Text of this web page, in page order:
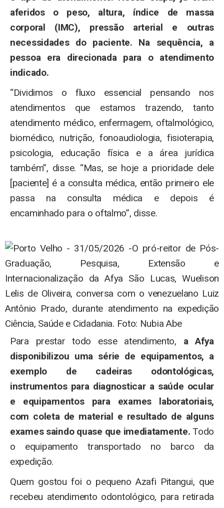
aferidos o peso, altura, índice de massa
corporal (IMC), pressão arterial e outras
necessidades do paciente. Na sequência, a
pessoa era direcionada para o atendimento
indicado.
“Dividimos o fluxo essencial pensando nos
atendimentos que estamos trazendo, tanto
atendimento médico, enfermagem, oftalmológico,
biomédico, nutrição, fonoaudiologia, fisioterapia,
psicologia, educação física e a área jurídica
também”, disse. “Mas, se hoje a prioridade dele
[paciente] é a consulta médica, então primeiro ele
passa na consulta médica e depois é
encaminhado para o oftalmo”, disse.
Para prestar todo esse atendimento, a Afya
disponibilizou uma série de equipamentos, a
exemplo de cadeiras odontológicas,
instrumentos para diagnosticar a saúde ocular
e equipamentos para exames laboratoriais,
com coleta de material e resultado de alguns
exames saindo quase que imediatamente. Todo
o equipamento transportado no barco da
expedição.
Quem gostou foi o pequeno Azafi Pitangui, que
recebeu atendimento odontológico, para retirada